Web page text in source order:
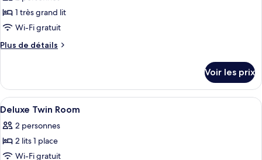
photos
pour
ce
chambre :
Deluxe
Room,
King
Bed
1 très grand lit
Wi-Fi gratuit
Plus de détails
Plus
le
type
de
Deluxe
Room,
Voir les prix
Afficher
toutes
les
photos
pour
Minibar, coffres-forts dans les
6
Deluxe Twin Room
2 personnes
2 lits 1 place
Wi-Fi gratuit